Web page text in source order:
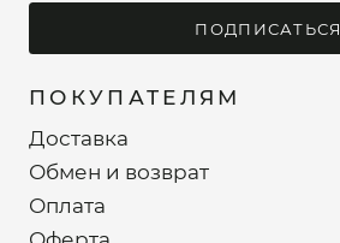
ПОКУПАТЕЛЯМ
Доставка
Обмен и возврат
Оплата
ПОДПИСАТЬСЯ